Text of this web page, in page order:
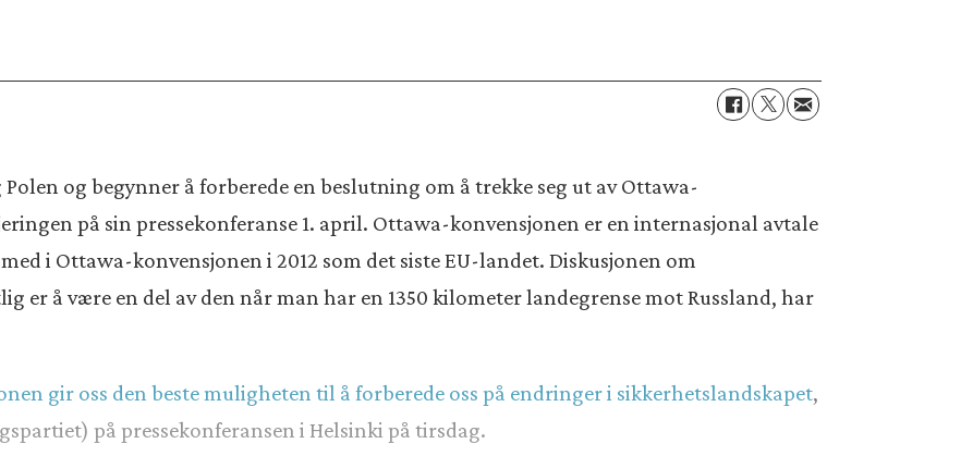
og begynner å forberede en beslutning om å trekke seg ut av Ottawa-
på sin pressekonferanse 1. april. Ottawa-konvensjonen er en internasjonal avtale
i Ottawa-konvensjonen i 2012 som det siste EU-landet. Diskusjonen om
er å være en del av den når man har en 1350 kilometer landegrense mot Russland, har
gir oss den beste muligheten til å forberede oss på endringer i sikkerhetslandskapet,
på pressekonferansen i Helsinki på tirsdag.